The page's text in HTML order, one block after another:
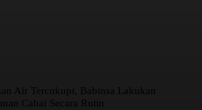
Air Tercukupi, Babinsa Lakukan
Cabai Secara Rutin